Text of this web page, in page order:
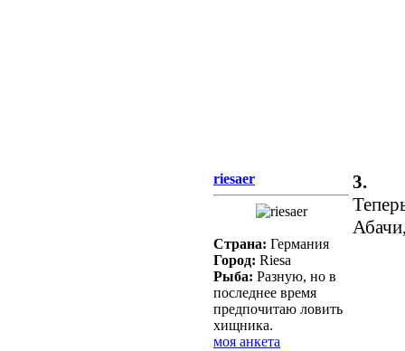
riesaer
Страна: Германия
Город: Riesa
Рыба: Разную, но в
последнее время
предпочитаю ловить
хищника.
моя анкета
3.